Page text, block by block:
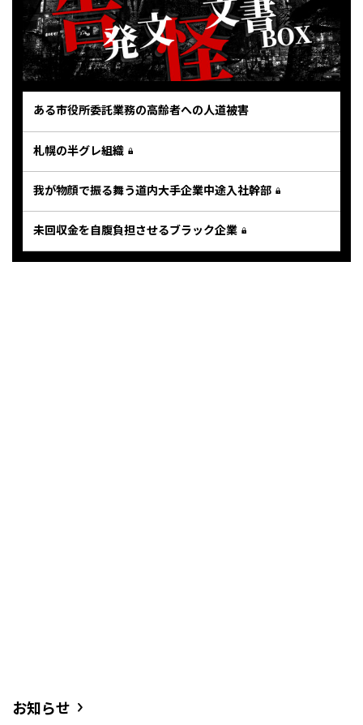
ある市役所委託業務の高齢者への人道被害
札幌の半グレ組織
我が物顔で振る舞う道内大手企業中途入社幹部
未回収金を自腹負担させるブラック企業
お知らせ